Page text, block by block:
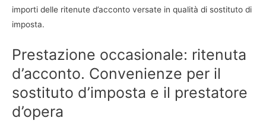
importi delle ritenute d’acconto versate in qualità di sostituto di
imposta.
Prestazione occasionale: ritenuta
d’acconto. Convenienze per il
sostituto d’imposta e il prestatore
d’opera